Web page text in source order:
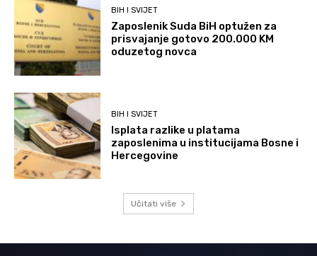
BIH I SVIJET
Zaposlenik Suda BiH optužen za
prisvajanje gotovo 200.000 KM
oduzetog novca
BIH I SVIJET
Isplata razlike u platama
zaposlenima u institucijama Bosne i
Hercegovine
Učitati više